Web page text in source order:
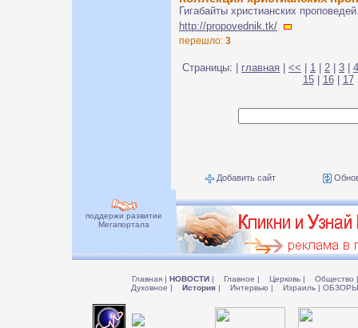
Гигабайты христианских
http://propovednik.tk/
перешло: 3
Страницы: | главная << 1 2 3
4
15| 16| 17
Добавить сайт
поддержи развитие
Мегапортала
Главная | НОВОСТИ | Главное | Церковь | Общество |
Духовное | История | Интервью | Израиль |